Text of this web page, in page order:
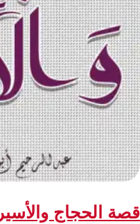
قصة الحجاج والأسير